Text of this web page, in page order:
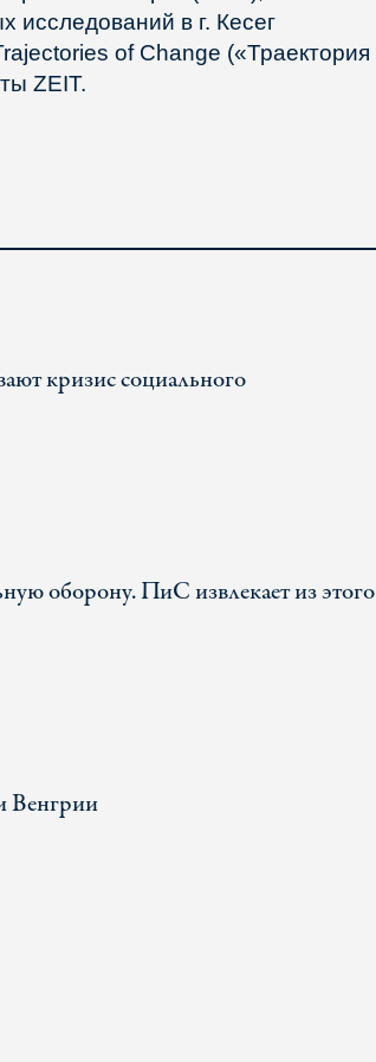
исследований в г. Кесег
of Change («Траектория
ZEIT.
кризис социального
оборону. ПиС извлекает из этого
Венгрии